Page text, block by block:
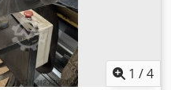
stacija: Paredzēta smagu
un padevei (ātra
biezumiem vai
iekārta:
apstrādes ir pilnīgi
stacija: Automātiski
1 /4